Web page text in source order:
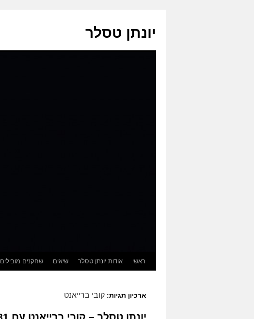
יונתן טסלר
ראשי אודות יונתן טסלר שיאים שחקנים מובילים
ארכיון תגיות: קובי ברייאנט